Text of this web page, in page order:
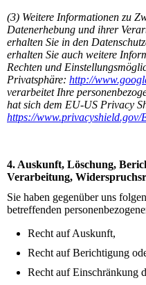
(3) Weitere Informationen zu
Datenerhebung und ihrer
erhalten Sie in den
erhalten Sie auch weitere
Rechten und
Privatsphäre: http://
verarbeitet Ihre
hat sich dem EU-US Privacy
https://
4. Auskunft, Löschung,
Verarbeitung,
Sie haben gegenüber uns
betreffenden
Recht auf Auskunft,
Recht auf Berichtigung
Recht auf Einschränkung